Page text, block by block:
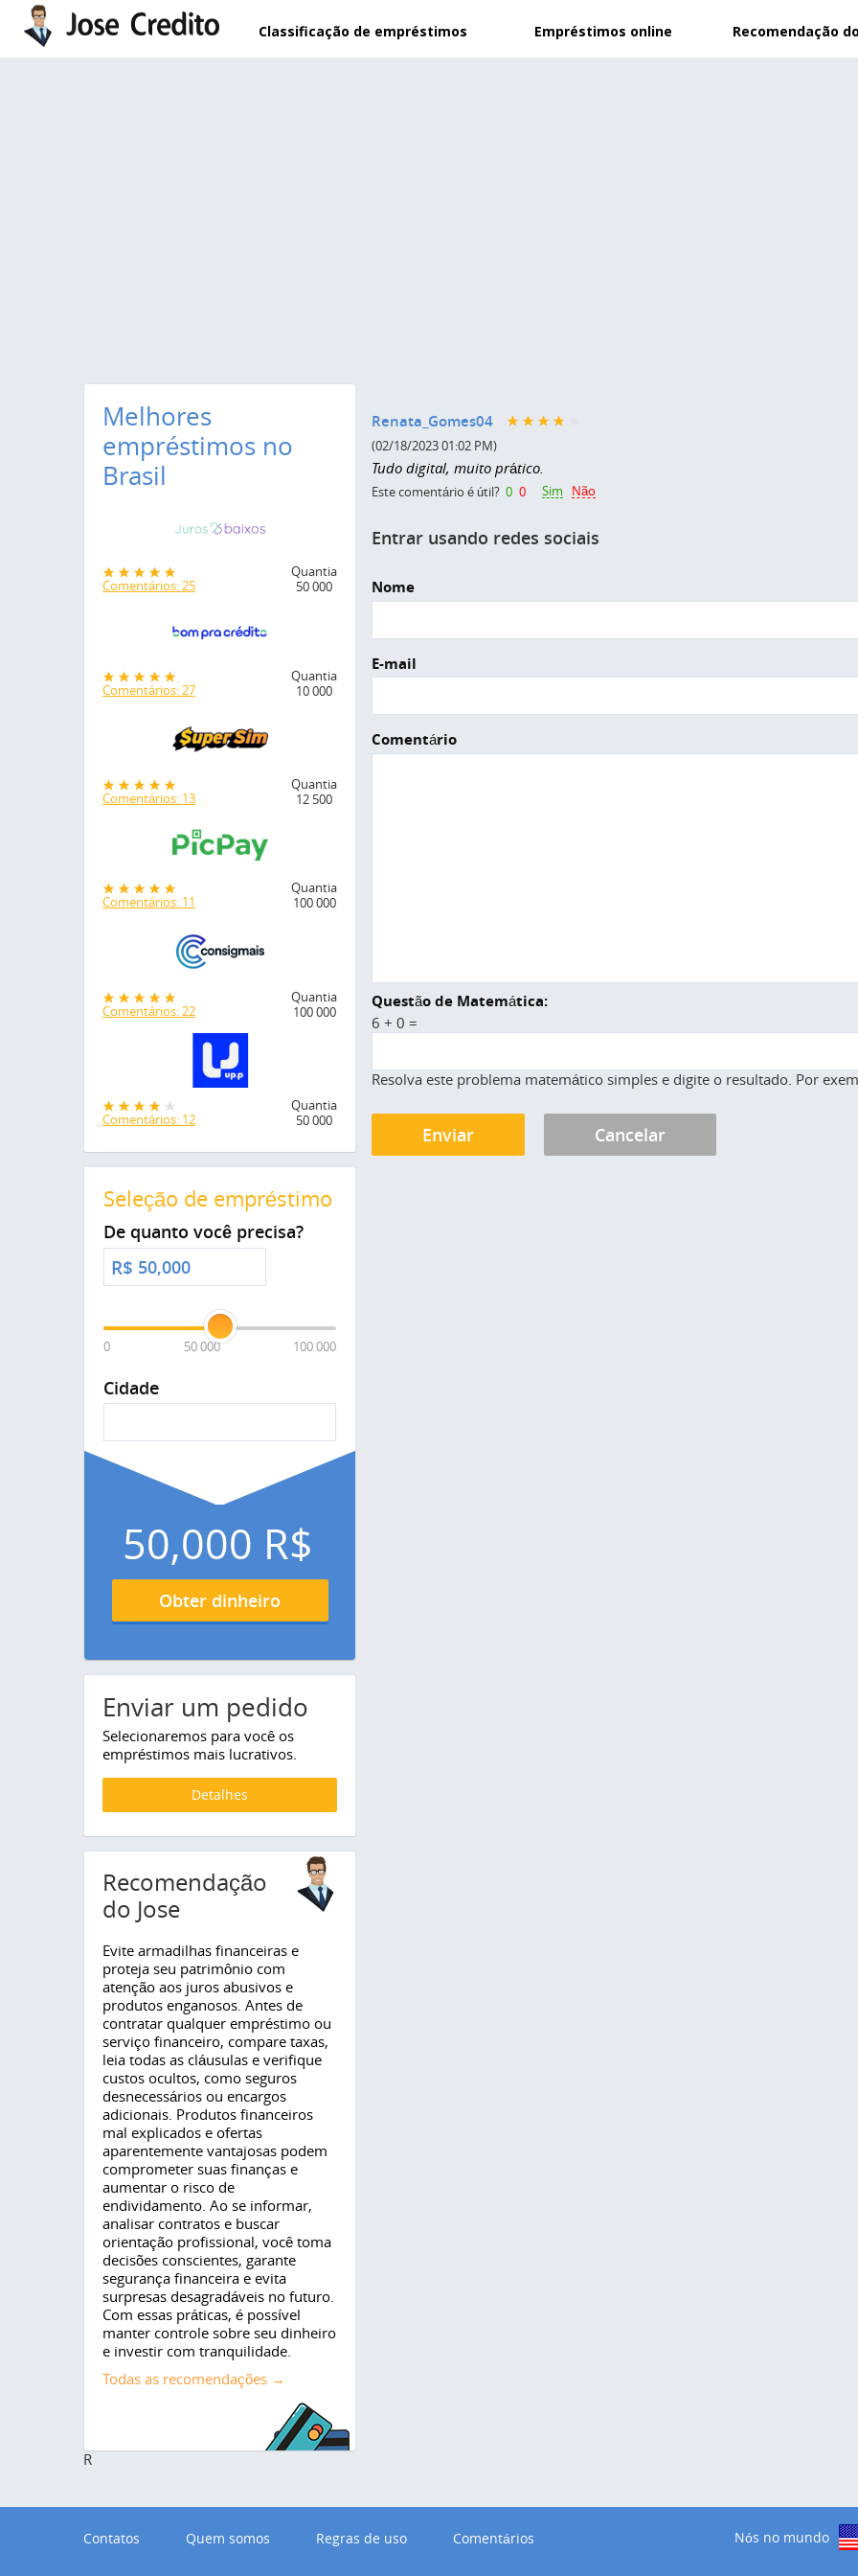
Pular para o conteúdo principal
Classificação de empréstimos Empréstimos online Recomendação
Renata_Gomes04
(02/18/2023 01:02 PM)
Tudo digital, muito prático.
Este comentário é útil? 0 0 Sim
Não
Entrar usando redes sociais
Nome
E-mail
Comentário
Questão de Matemática:
6 + 0 =
Resolva este problema matemático simples e digite o resultado. Por
Melhores
empréstimos no
Brasil
Comentários: 25
Quantia
50 000
Comentários: 27
Quantia
10 000
Comentários: 13
Quantia
12 500
Comentários: 11
Quantia
100 000
Comentários: 22
Quantia
100 000
Comentários: 12
Quantia
50 000
Seleção de empréstimo
De quanto você precisa?
R$
0 50 000 100 000
Cidade
50,000 R$
Obter dinheiro
Enviar um pedido
Selecionaremos para você os
empréstimos mais lucrativos.
Detalhes
Recomendação
do Jose
Evite armadilhas financeiras e
proteja seu patrimônio com
atenção aos juros abusivos e
produtos enganosos. Antes de
contratar qualquer empréstimo ou
serviço financeiro, compare taxas,
leia todas as cláusulas e verifique
custos ocultos, como seguros
desnecessários ou encargos
adicionais. Produtos financeiros
mal explicados e ofertas
aparentemente vantajosas podem
comprometer suas finanças e
aumentar o risco de
endividamento. Ao se informar,
analisar contratos e buscar
orientação profissional, você toma
decisões conscientes, garante
segurança financeira e evita
surpresas desagradáveis no futuro.
Com essas práticas, é possível
manter controle sobre seu dinheiro
e investir com tranquilidade.
Todas as recomendações →
R
Contatos Quem somos Regras de uso Comentários Nós no mundo